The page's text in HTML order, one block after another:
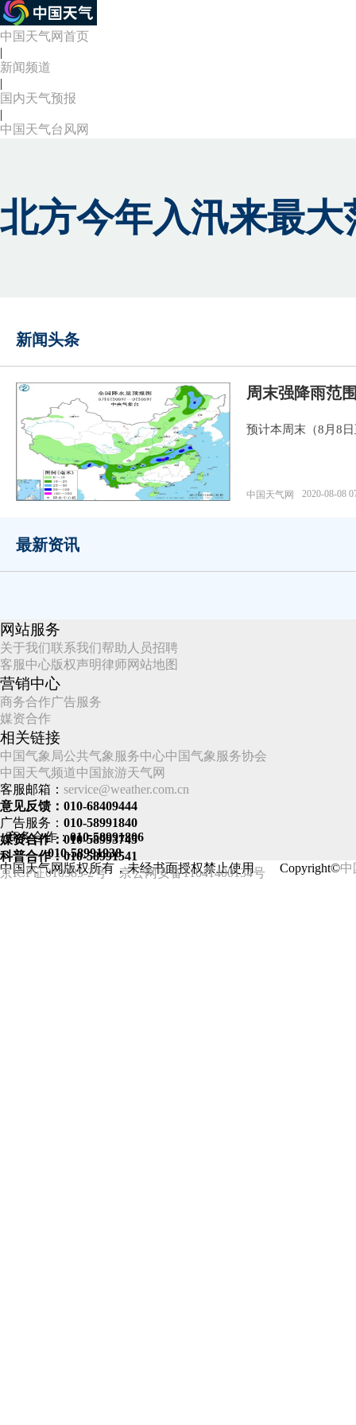
中国天气网首页
|
新闻频道
|
国内天气预报
|
中国天气台风网
北方今年入汛来最
新闻头条
周末强降雨范
预计本周末（8月8
中国天气网 2020-08-08
最新资讯
网站服务
关于我们联系我们帮助 人员招聘
客服中心版权声明律师 网站地图
营销中心
商务合作广告服务
媒资合作
相关链接
中国气象局公共气象服务中心中国气象服务协会
中国天气频道中国旅游天气网
客服邮箱： service@weather.com.cn
意见反馈：010-68409444
广告服务： 010-58991840
媒资合作：010-58993745
科普合作：010-58991541
京ICP证010385-2号
京公网安备11041400134号
商务合作：010-58991806
010-58991938
中国天气网版权所有，未经书面授权禁止使用 Copyright©中